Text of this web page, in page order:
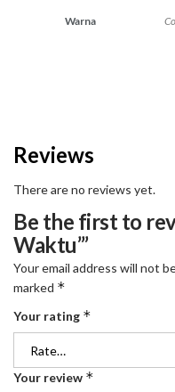
Warna
Reviews
There are no reviews yet.
Be the first to
Waktu’”
Your email address will not
marked *
Your rating *
Your review *